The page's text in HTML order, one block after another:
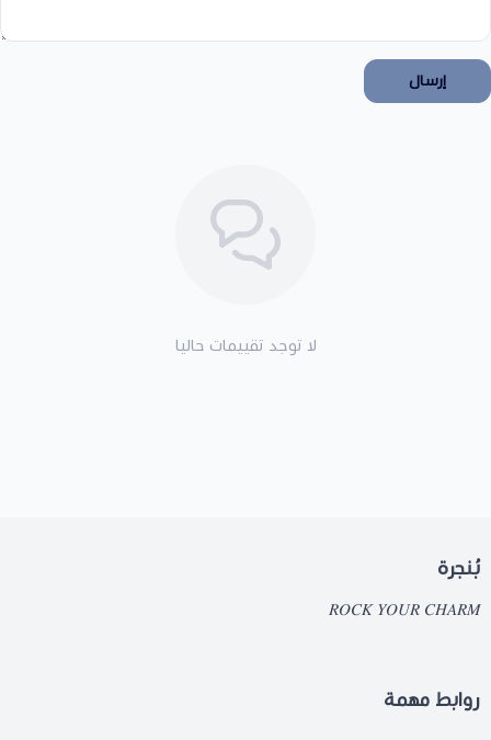
إرسال
لا توجد تقييمات حاليا
بُنجرة
𝑅𝑂𝐶𝐾 𝑌𝑂𝑈𝑅 𝐶𝐻𝐴𝑅𝑀
روابط مهمة